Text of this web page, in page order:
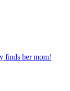
finds her mom!